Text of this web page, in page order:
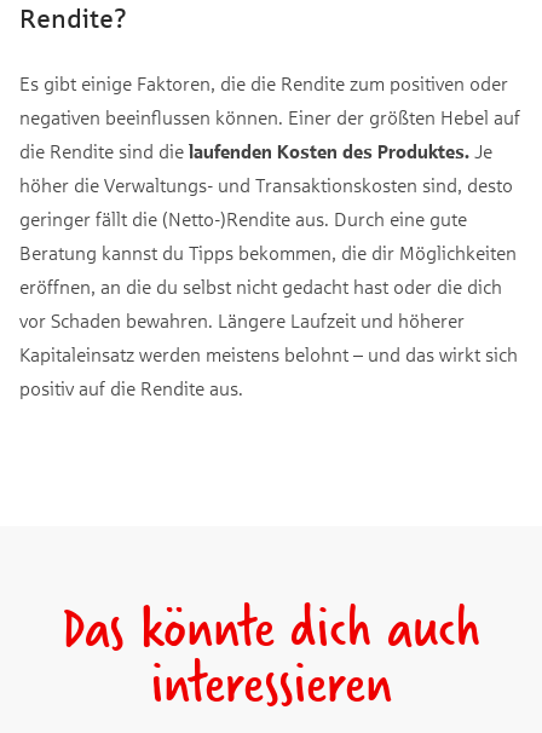
Rendite?
Es gibt einige Faktoren, die die Rendite zum positiven oder
negativen beeinflussen können. Einer der größten Hebel auf
die Rendite sind die laufenden Kosten des Produktes. Je
höher die Verwaltungs- und Transaktionskosten sind, desto
geringer fällt die (Netto-)Rendite aus. Durch eine gute
Beratung kannst du Tipps bekommen, die dir Möglichkeiten
eröffnen, an die du selbst nicht gedacht hast oder die dich
vor Schaden bewahren. Längere Laufzeit und höherer
Kapitaleinsatz werden meistens belohnt – und das wirkt sich
positiv auf die Rendite aus.
Das könnte dich auch
interessieren